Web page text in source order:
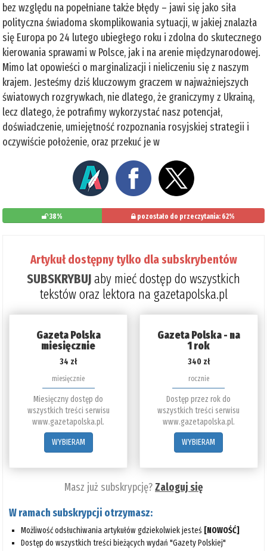
bez względu na popełniane także błędy – jawi się jako siła
polityczna świadoma skomplikowania sytuacji, w jakiej znalazła
się Europa po 24 lutego ubiegłego roku i zdolna do skutecznego
kierowania sprawami w Polsce, jak i na arenie międzynarodowej.
Mimo lat opowieści o marginalizacji i nieliczeniu się z naszym
krajem. Jesteśmy dziś kluczowym graczem w najważniejszych
światowych rozgrywkach, nie dlatego, że graniczymy z Ukrainą,
lecz dlatego, że potrafimy wykorzystać nasz potencjał,
doświadczenie, umiejętność rozpoznania rosyjskiej strategii i
oczywiście położenie, oraz przekuć je w
38% pozostało do przeczytania: 62%
Artykuł dostępny tylko dla subskrybentów
SUBSKRYBUJaby mieć dostęp do wszystkich
tekstów oraz lektora na gazetapolska.pl
Gazeta Polska
miesięcznie
34 zł
miesięcznie
Miesięczny dostęp do
wszystkich treści serwisu
www.gazetapolska.pl.
WYBIERAM
Gazeta Polska - na
1 rok
340 zł
rocznie
Dostęp przez rok do
wszystkich treści serwisu
www.gazetapolska.pl.
WYBIERAM
Masz już subskrypcję?Zaloguj się
W ramach subskrypcji otrzymasz:
Możliwość odsłuchiwania artykułów gdziekolwiek jesteś [NOWOŚĆ]
Dostęp do wszystkich treści bieżących wydań "Gazety Polskiej"